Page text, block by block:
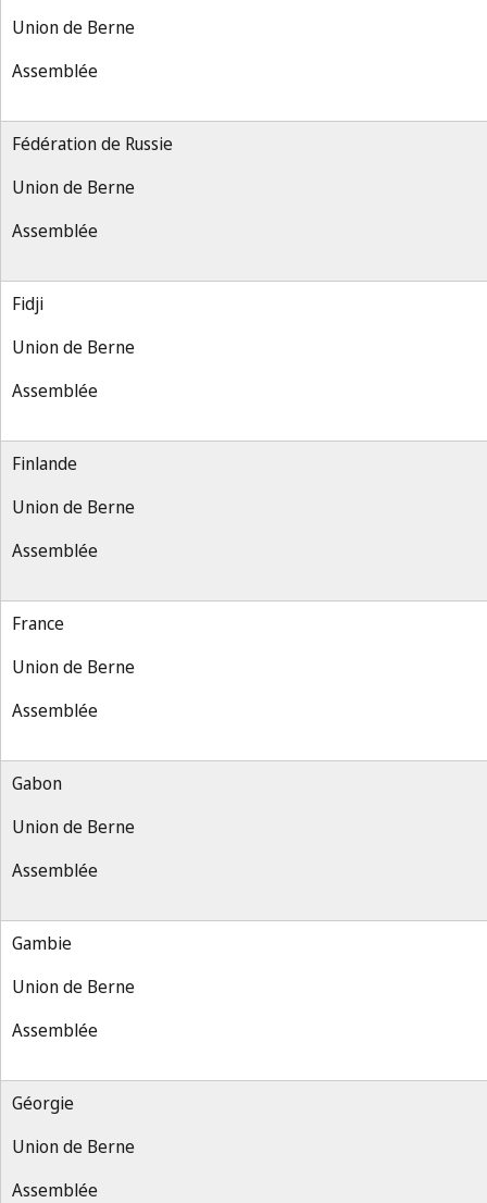
Union de Berne
Assemblée
Fédération de Russie
Union de Berne
Assemblée
Fidji
Union de Berne
Assemblée
Finlande
Union de Berne
Assemblée
France
Union de Berne
Assemblée
Gabon
Union de Berne
Assemblée
Gambie
Union de Berne
Assemblée
Géorgie
Union de Berne
Assemblée